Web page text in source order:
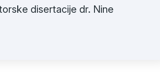
disertacije dr. Nine